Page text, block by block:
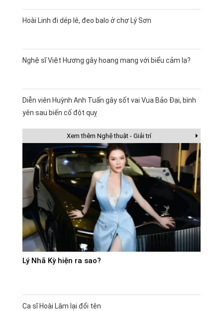
Hoài Linh đi dép lê, đeo balo ở chợ Lý Sơn
Nghệ sĩ Việt Hương gây hoang mang với biểu cảm lạ?
Diễn viên Huỳnh Anh Tuấn gây sốt vai Vua Bảo Đại, bình
yên sau biến cố đột quỵ
Xem thêm Nghệ thuật - Giải trí
Lý Nhã Kỳ hiện ra sao?
Ca sĩ Hoài Lâm lại đổi tên